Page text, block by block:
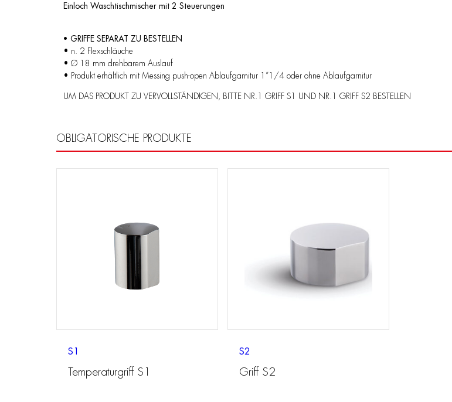
Einloch Waschtischmischer mit 2 Steuerungen
• GRIFFE SEPARAT ZU BESTELLEN
• n. 2 Flexschläuche
• Ø 18 mm drehbarem Auslauf
• Produkt erhältlich mit Messing push-open Ablaufgarnitur 1”1/4 oder ohne Ablaufgarnitur
UM DAS PRODUKT ZU VERVOLLSTÄNDIGEN, BITTE NR.1 GRIFF S1 UND NR.1 GRIFF S2 BESTELLEN
OBLIGATORISCHE PRODUKTE
S1
Temperaturgriff S1
S2
Griff S2